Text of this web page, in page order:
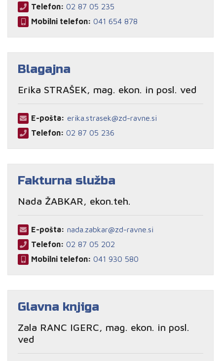
Telefon: 02 87 05 235
Mobilni telefon: 041 654 878
Blagajna
Erika STRAŠEK, mag. ekon. in posl. ved
E-pošta: erika.strasek@zd-ravne.si
Telefon: 02 87 05 236
Fakturna služba
Nada ŽABKAR, ekon.teh.
E-pošta: nada.zabkar@zd-ravne.si
Telefon: 02 87 05 202
Mobilni telefon: 041 930 580
Glavna knjiga
Zala RANC IGERC, mag. ekon. in posl.
ved